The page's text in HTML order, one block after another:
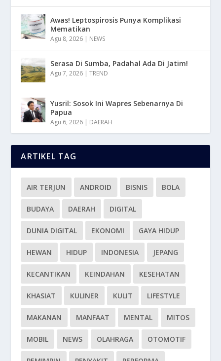
Awas! Leptospirosis Punya Komplikasi
Mematikan
Agu 8, 2026 | NEWS
Serasa Di Sumba, Padahal Ada Di Jatim!
Agu 7, 2026 |TREND
Yusril: Sosok Ini Wapres Sebenarnya Di
Papua
Agu 6, 2026 | DAERAH
ARTIKEL TAG
AIR TERJUN ANDROID BISNIS BOLA
BUDAYA DAERAH DIGITAL
DUNIA DIGITAL EKONOMI GAYA HIDUP
HEWAN HIDUP INDONESIA JEPANG
KECANTIKAN KEINDAHAN KESEHATAN
KHASIAT KULINER KULIT LIFESTYLE
MAKANAN MANFAAT MENTAL MITOS
MOBIL NEWS OLAHRAGA OTOMOTIF